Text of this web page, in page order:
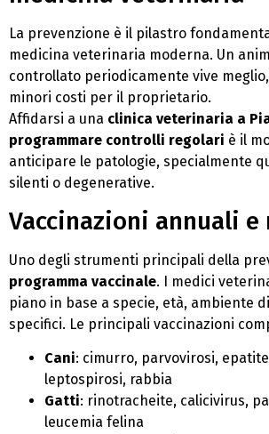
La prevenzione è il pilastro
medicina veterinaria moderna. Un
controllato periodicamente vive
minori costi per il proprietario.
Affidarsi a una clinica veterinaria a
programmare controlli regolari è il
anticipare le patologie, specialmente
silenti o degenerative.
Vaccinazioni annuali
Uno degli strumenti principali della
programma vaccinale. I medici
piano in base a specie, età, ambiente
specifici. Le principali vaccinazioni
Cani: cimurro, parvovirosi,
leptospirosi, rabbia
Gatti: rinotracheite, calicivirus,
leucemia felina